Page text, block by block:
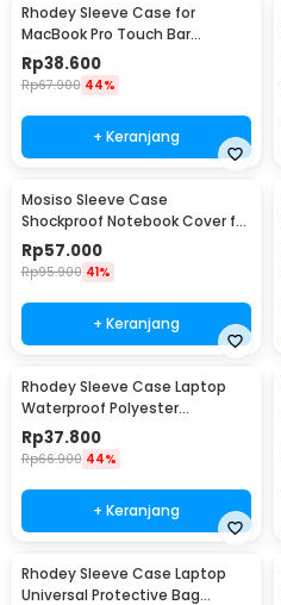
Rhodey Sleeve Case for
MacBook Pro Touch Bar
Neoprene with Pouch 14 Inch -
YG6005
Rp38.600
Rp67.900 44%
+ Keranjang
Mosiso Sleeve Case
Shockproof Notebook Cover for
Laptop 15.6 Inch - C0412
Rp57.000
Rp95.900 41%
+ Keranjang
Rhodey Sleeve Case Laptop
Waterproof Polyester
Neoprene Bag 13 Inch - L123F
Rp37.800
Rp66.900 44%
+ Keranjang
Rhodey Sleeve Case Laptop
Universal Protective Bag